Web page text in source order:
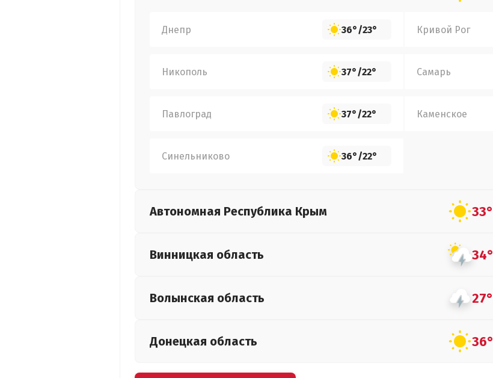
Днепр 36°/23° Кривой Рог
Никополь 37°/22° Самарь
Павлоград 37°/22° Каменское
Синельниково 36°/22°
Автономная Республика Крым 33°
Винницкая область 34°
Волынская область 27°
Донецкая область 36°